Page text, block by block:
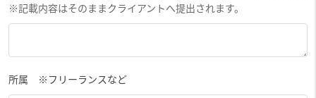
※記載内容はそのままクライアントへ提出されます。
所属 ※フリーランスなど